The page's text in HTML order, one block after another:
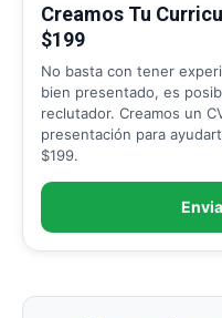
Creamos Tu
$199
No basta con tener
bien presentado, es
reclutador. Creamos un
presentación para
$199.